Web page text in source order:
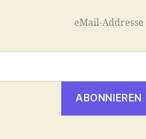
eMail-Addresse